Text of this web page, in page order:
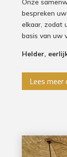
Onze
bespreken
elkaar, zodat
basis van uw
Helder,
Lees